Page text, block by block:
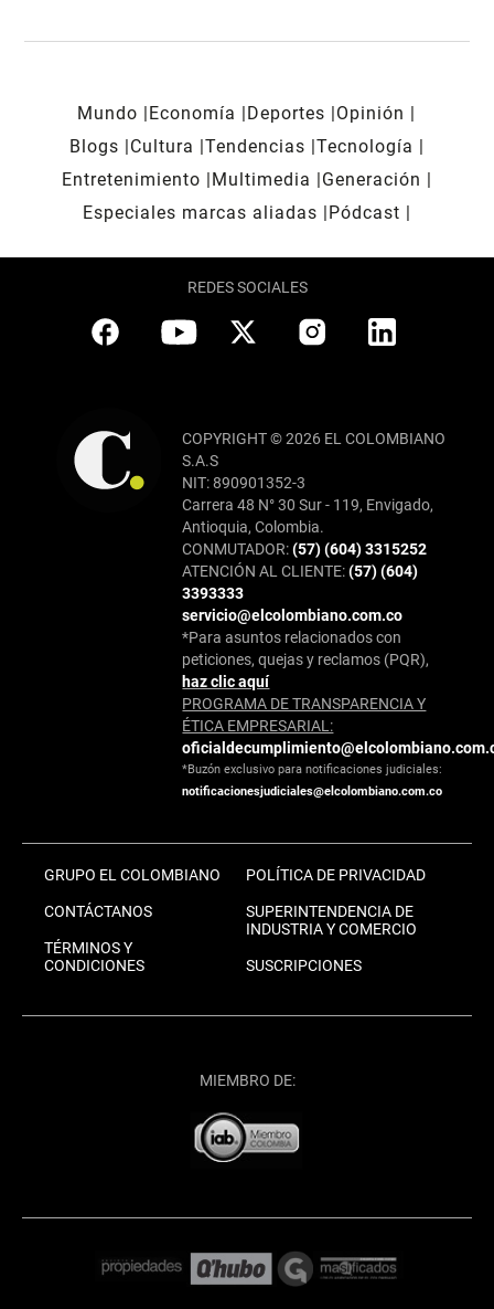
Mundo Economía Deportes
Opinión
Blogs
Cultura Tendencias Tecnología
Entretenimiento
Multimedia
Generación
Especiales marcas aliadas
Pódcast
REDES SOCIALES
COPYRIGHT © 2026 EL COLOMBIANO
S.A.S
NIT: 890901352-3
Carrera 48 N° 30 Sur - 119, Envigado,
Antioquia, Colombia.
CONMUTADOR:(57) (604) 3315252
ATENCIÓN AL CLIENTE:(57) (604)
3393333
servicio@elcolombiano.com.co
*Para asuntos relacionados con
peticiones, quejas y reclamos (PQR),
haz clic aquí
PROGRAMA DE TRANSPARENCIA Y
ÉTICA EMPRESARIAL:
*Buzón exclusivo para notificaciones judiciales:
notificacionesjudiciales@elcolombiano.com.co
GRUPO EL COLOMBIANO
CONTÁCTANOS
TÉRMINOS Y
CONDICIONES
POLÍTICA DE PRIVACIDAD
SUPERINTENDENCIA DE
INDUSTRIA Y COMERCIO
SUSCRIPCIONES
MIEMBRO DE: